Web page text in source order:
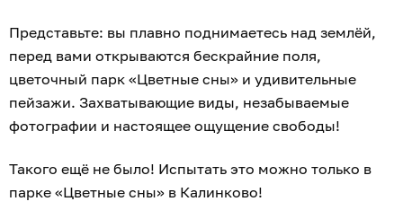
Представьте: вы плавно поднимаетесь над землёй,
перед вами открываются бескрайние поля,
цветочный парк «Цветные сны» и удивительные
пейзажи. Захватывающие виды, незабываемые
фотографии и настоящее ощущение свободы!
Такого ещё не было! Испытать это можно только в
парке «Цветные сны» в Калинково!